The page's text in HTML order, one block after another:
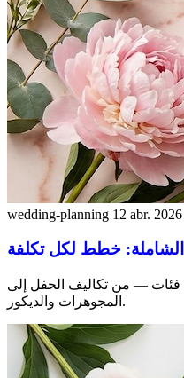
wedding-planning 12 abr. 2026
الشاملة: خطط لكل تكلفة
تفصيل شامل لميزانية الزفاف في 7 فئات — من تكاليف الحفل إلى
المجوهرات والديكور.